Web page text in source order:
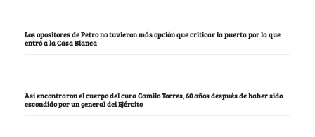
Los opositores de Petro no tuvieron más opción que criticar la puerta por la que
entró a la Casa Blanca
Así encontraron el cuerpo del cura Camilo Torres, 60 años después de haber sido
escondido por un general del Ejército